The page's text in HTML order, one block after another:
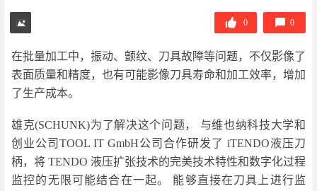
0 0
在批量加工中，振动、颤纹、刀具故障等问题，不仅影像了
表面质量和精度，也有可能影像刀具寿命和加工效率，增加
了生产成本。
雄克(SCHUNK)为了解决这个问题， 与维也纳科技大学和
创业公司TOOL IT GmbH公司合作研发了 iTENDO液压刀
柄，将 TENDO 液压扩张技术的完美技术特性和数字化过程
监控的无限可能结合在一起。 能够直接在刀具上进行监